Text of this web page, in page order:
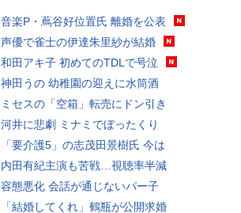
音楽P・蔦谷好位置氏 離婚を公表
声優で雀士の伊達朱里紗が結婚
和田アキ子 初めてのTDLで号泣
神田うの 幼稚園の迎えに水筒酒
ミセスの「空箱」転売にドン引き
河井に悲劇 ミナミでぼったくり
「要介護5」の志茂田景樹氏 今は
内田有紀主演も苦戦…視聴率半減
容態悪化 会話が通じないパー子
「結婚してくれ」鶴瓶が公開求婚